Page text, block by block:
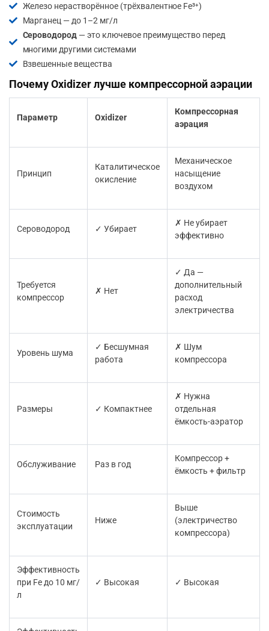
Железо нерастворённое (трёхвалентное Fe³⁺)
Марганец — до 1–2 мг/л
Сероводород — это ключевое преимущество перед
многими другими системами
Взвешенные вещества
Почему Oxidizer лучше компрессорной аэрации
Параметр Oxidizer
Компрессорная
аэрация
Принцип
Каталитическое
окисление
Механическое
насыщение
воздухом
Сероводород ✓ Убирает
✗ Не убирает
эффективно
Требуется
компрессор
✗ Нет
✓ Да —
дополнительный
расход
электричества
Уровень шума
✓ Бесшумная
работа
✗ Шум
компрессора
Размеры ✓ Компактнее
✗ Нужна
отдельная
ёмкость-аэратор
Обслуживание Раз в год
Компрессор +
ёмкость + фильтр
Стоимость
эксплуатации
Ниже
Выше
(электричество
компрессора)
Эффективность
при Fe до 10 мг/
л
✓ Высокая ✓ Высокая